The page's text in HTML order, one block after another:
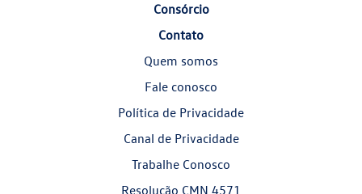
Consórcio
Contato
Quem somos
Fale conosco
Política de Privacidade
Canal de Privacidade
Trabalhe Conosco
Resolução CMN 4571